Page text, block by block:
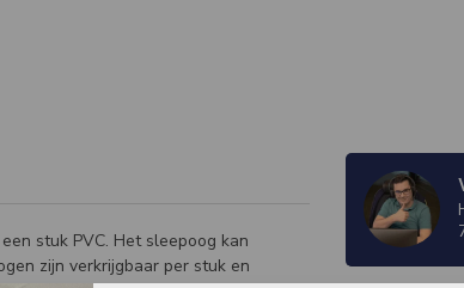
stuk PVC. Het sleepoog kan
zijn verkrijgbaar per stuk en